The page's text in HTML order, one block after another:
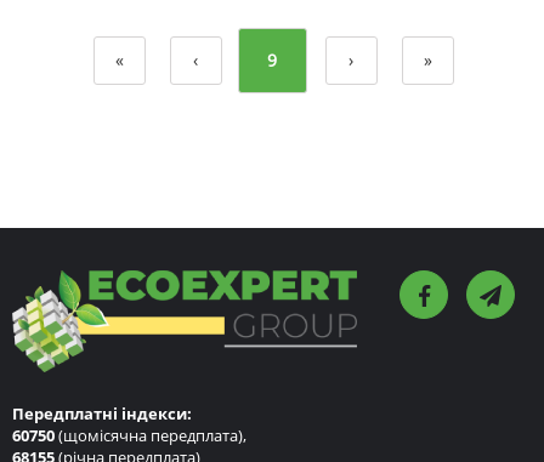
« ‹ 9 › »
Передплатні індекси:
60750(щомісячна передплата),
68155(річна передплата)